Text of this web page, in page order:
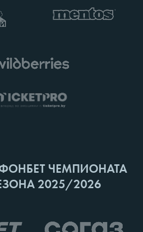
ЧЕМПИОНАТА
2025/2026